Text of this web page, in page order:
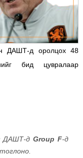
ДАШТ-д оролцох 48
бид цувралаар
ДАШТ-дGroup F-д